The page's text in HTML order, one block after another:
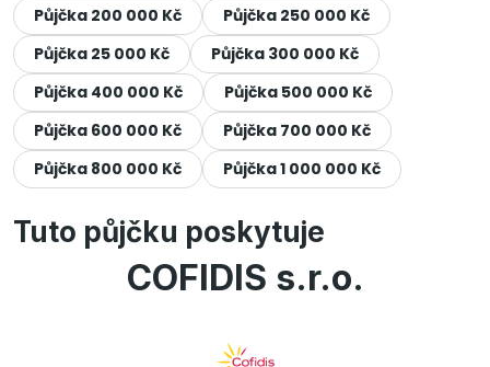
Půjčka 200 000 Kč
Půjčka 250 000 Kč
Půjčka 25 000 Kč
Půjčka 300 000 Kč
Půjčka 400 000 Kč
Půjčka 500 000 Kč
Půjčka 600 000 Kč
Půjčka 700 000 Kč
Půjčka 800 000 Kč
Půjčka 1 000 000 Kč
Tuto půjčku poskytuje
COFIDIS s.r.o.